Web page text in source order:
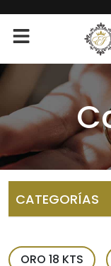
CATEGORÍAS
ORO 18 KTS